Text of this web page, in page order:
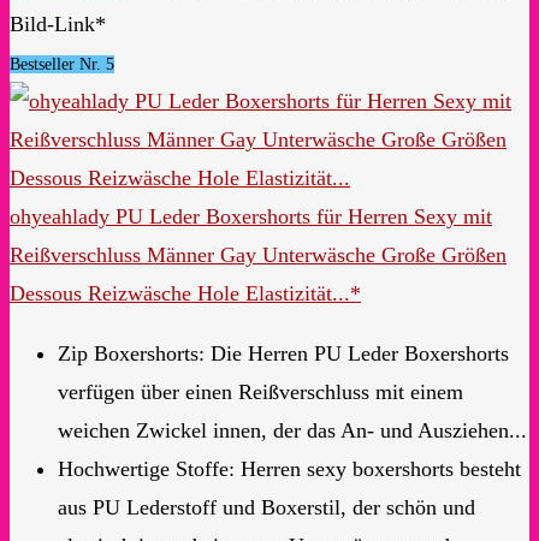
Bild-Link*
Bestseller Nr. 5
ohyeahlady PU Leder Boxershorts für Herren Sexy mit
Reißverschluss Männer Gay Unterwäsche Große Größen
Dessous Reizwäsche Hole Elastizität...*
Zip Boxershorts: Die Herren PU Leder Boxershorts
verfügen über einen Reißverschluss mit einem
weichen Zwickel innen, der das An- und Ausziehen...
Hochwertige Stoffe: Herren sexy boxershorts besteht
aus PU Lederstoff und Boxerstil, der schön und